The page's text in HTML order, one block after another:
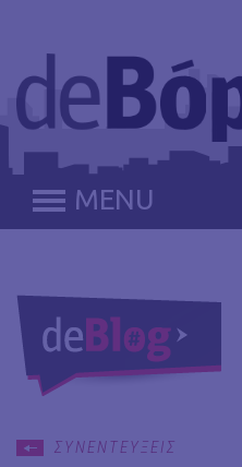
MENU
ΣΥΝΕΝΤΕΥΞΕΙΣ